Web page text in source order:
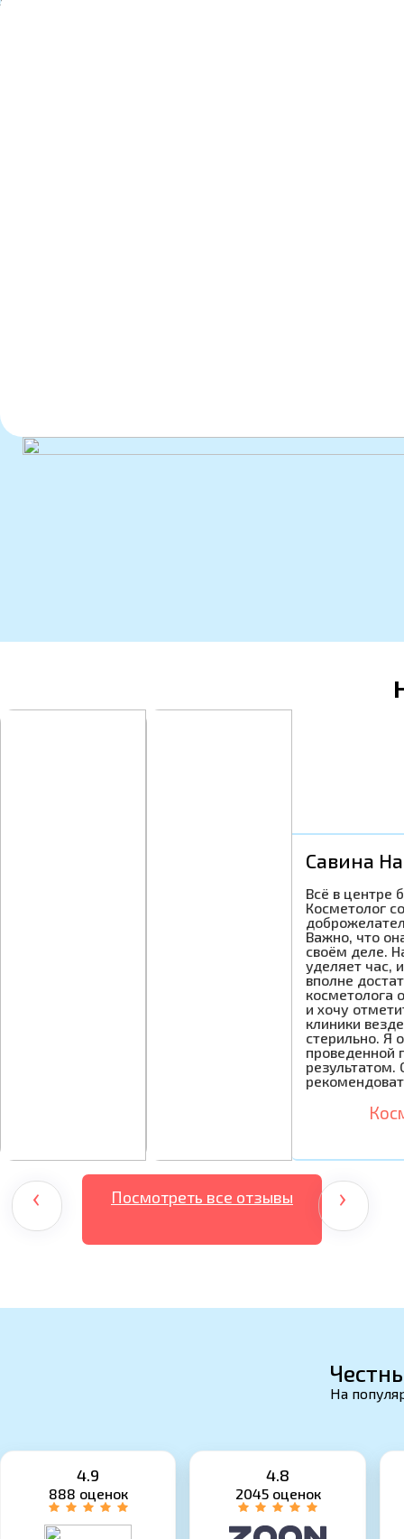
Савина
Всё в центре
Косметолог
Важно, что
своём деле.
уделяет час,
вполне
косметолога
и хочу
клиники
стерильно. Я
проведенной
результатом.
‹ ›
Посмотреть все отзывы
На
4.9
888 оценок
4.8
2045 оценок